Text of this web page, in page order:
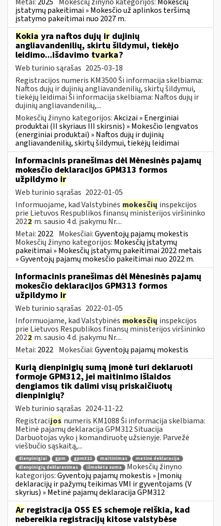
įstatymų pakeitimai » Mokesčio už aplinkos teršimą
įstatymo pakeitimai nuo 2027 m.
Kokia yra naftos dujų ir dujinių
angliavandenilių, skirtų šildymui, tiekėjo
leidimo...išdavimo tvarka?
Web turinio sąrašas 2025-03-18
Registracijos numeris KM3500 Ši informacija skelbiama:
Naftos dujų ir dujinių angliavandenilių, skirtų šildymui,
tiekėjų leidimai Ši informacija skelbiama: Naftos dujų ir
dujinių angliavandenilių,...
Mokesčių žinyno kategorijos:Akcizai » Energiniai
produktai (II skyriaus III skirsnis) » Mokesčio lengvatos
(energiniai produktai) » Naftos dujų ir dujinių
angliavandenilių, skirtų šildymui, tiekėjų leidimai
Informacinis pranešimas dėl Mėnesinės pajamų
mokesčio deklaracijos GPM313 formos
užpildymo ir
Web turinio sąrašas 2022-01-05
Informuojame, kad Valstybinės mokesčių inspekcijos
prie Lietuvos Respublikos finansų ministerijos viršininko
2022 m. sausio 4 d. įsakymu Nr....
Metai: 2022 Mokesčiai:Gyventojų pajamų mokestis
Mokesčių žinyno kategorijos: Mokesčių įstatymų
pakeitimai » Mokesčių įstatymų pakeitimai 2022 metais
» Gyventojų pajamų mokesčio pakeitimai nuo 2022 m.
Informacinis pranešimas dėl Mėnesinės pajamų
mokesčio deklaracijos GPM313 formos
užpildymo ir
Web turinio sąrašas 2022-01-05
Informuojame, kad Valstybinės mokesčių inspekcijos
prie Lietuvos Respublikos finansų ministerijos viršininko
2022 m. sausio 4 d. įsakymu Nr....
Metai: 2022 Mokesčiai:Gyventojų pajamų mokestis
Kurią dienpinigių sumą įmonė turi deklaruoti
formoje GPM312, jei maitinimo išlaidos
dengiamos tik dalimi visų priskaičiuotų
dienpinigių?
Web turinio sąrašas 2024-11-22
Registracijos numeris KM1088 Ši informacija skelbiama:
Metinė pajamų deklaracija GPM312 Situacija
Darbuotojas vyko į komandiruotę užsienyje. Parvežė
viešbučio sąskaitą,...
dienpinigiai gpm gpm312 maitinimas
metinė deklaracija
dienpinigių deklaravimas
išmokėta suma
Mokesčių žinyno
kategorijos:Gyventojų pajamų mokestis » Įmonių
deklaracijų ir pažymų teikimas VMI ir gyventojams (V
skyrius) » Metinė pajamų deklaracija GPM312
Ar registracija OSS ES schemoje reiškia, kad
nebereikia registracijų kitose valstybėse